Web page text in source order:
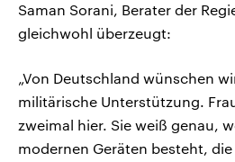
Saman Sorani, Berater der
gleichwohl überzeugt:
„Von Deutschland wünschen
militärische Unterstützung.
zweimal hier. Sie weiß genau,
modernen Geräten besteht,